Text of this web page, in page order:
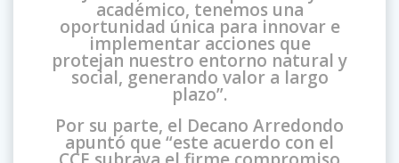
académico, tenemos una
oportunidad única para innovar e
implementar acciones que
protejan nuestro entorno natural y
social, generando valor a largo
plazo”.
Por su parte, el Decano Arredondo
apuntó que “este acuerdo con el